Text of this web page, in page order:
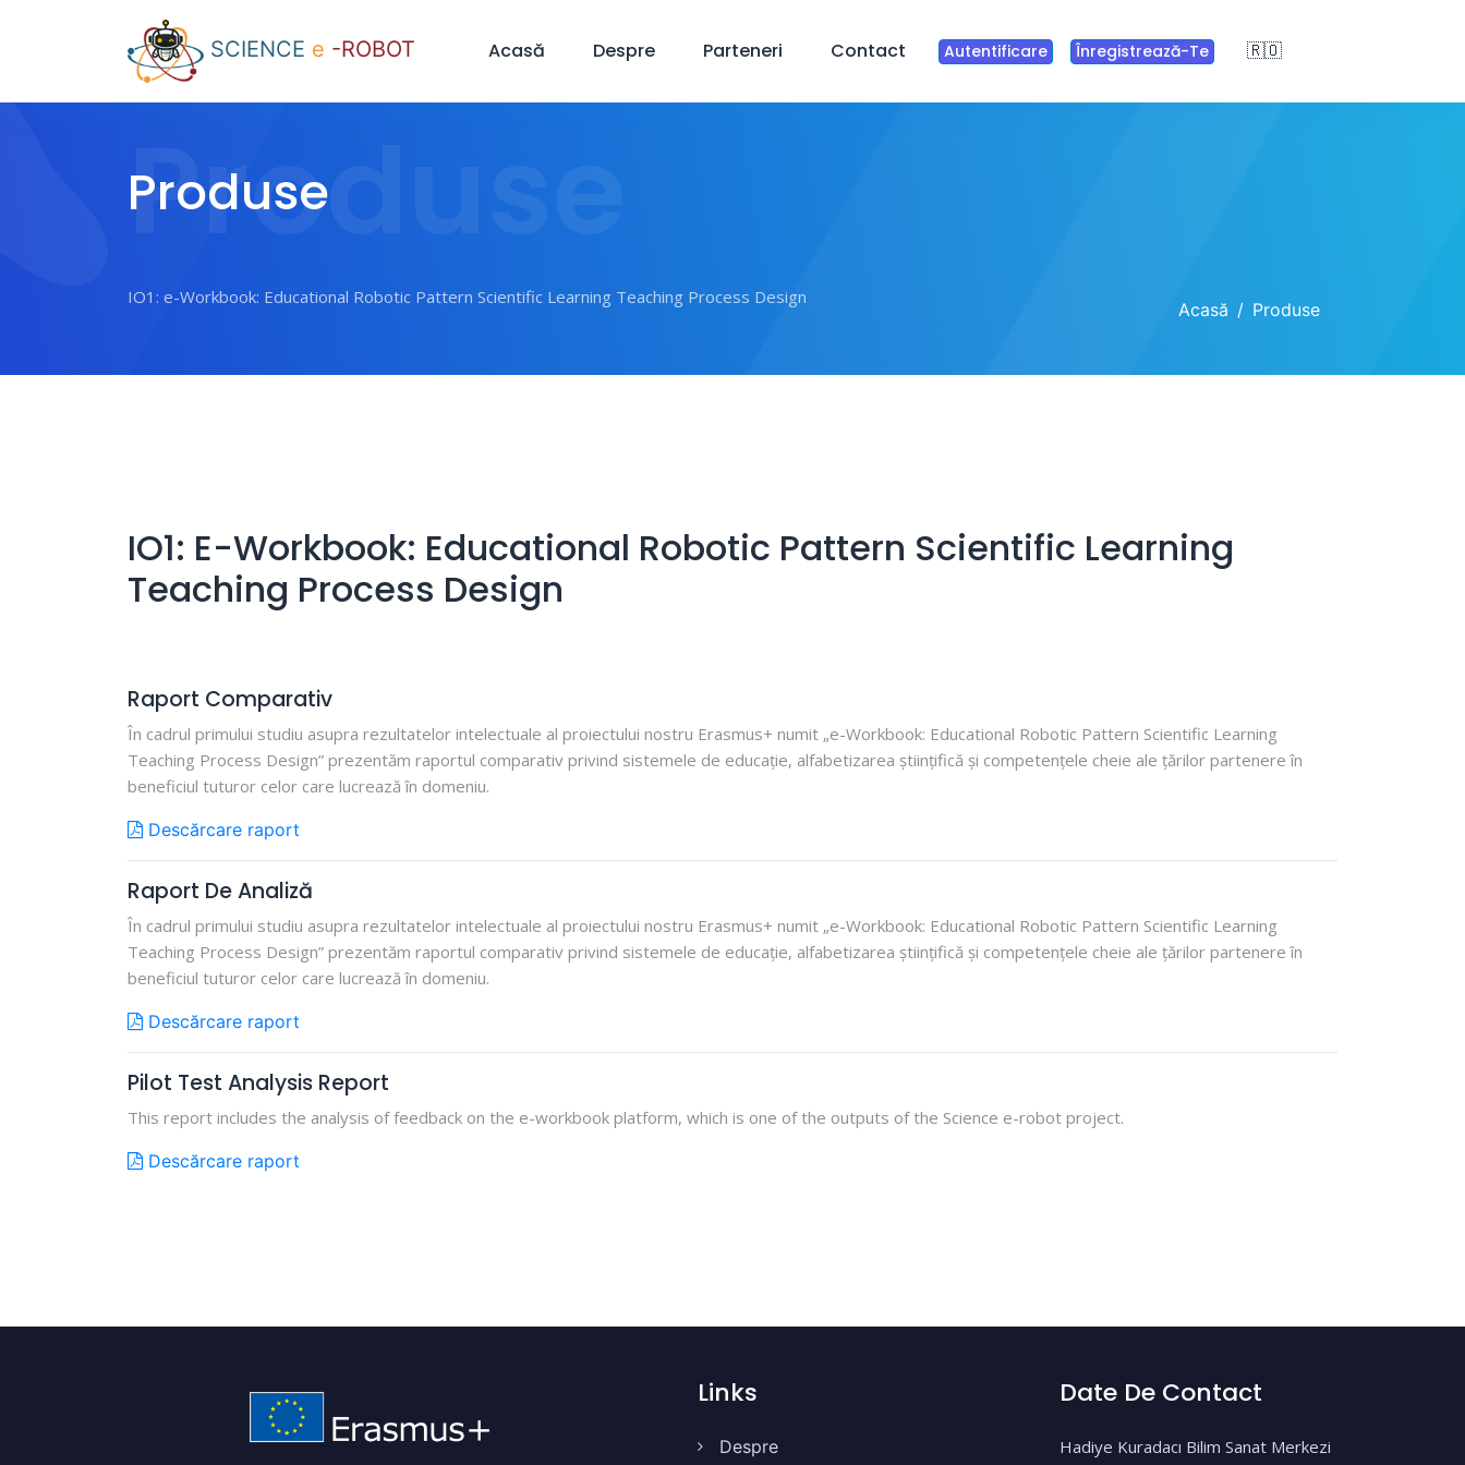
SCIENCE e -ROBOT Acasă Despre Parteneri Contact Autentificare Înregistrează-Te 🇷🇴
Produse
Produse
Acasă Produse
IO1: E-Workbook: Educational Robotic Pattern Scientific Learning
Teaching Process Design
Raport Comparativ
În cadrul primului studiu asupra rezultatelor intelectuale al proiectului nostru Erasmus+ numit „e-Workbook: Educational Robotic Pattern Scientific Learning
Teaching Process Design” prezentăm raportul comparativ privind sistemele de educație, alfabetizarea științifică și competențele cheie ale țărilor partenere în
beneficiul tuturor celor care lucrează în domeniu.
Descărcare raport
Raport De Analiză
În cadrul primului studiu asupra rezultatelor intelectuale al proiectului nostru Erasmus+ numit „e-Workbook: Educational Robotic Pattern Scientific Learning
Teaching Process Design” prezentăm raportul comparativ privind sistemele de educație, alfabetizarea științifică și competențele cheie ale țărilor partenere în
beneficiul tuturor celor care lucrează în domeniu.
Descărcare raport
Pilot Test Analysis Report
This report includes the analysis of feedback on the e-workbook platform, which is one of the outputs of the Science e-robot project.
Descărcare raport
Links
Despre
Date De Contact
Hadiye Kuradacı Bilim Sanat Merkezi